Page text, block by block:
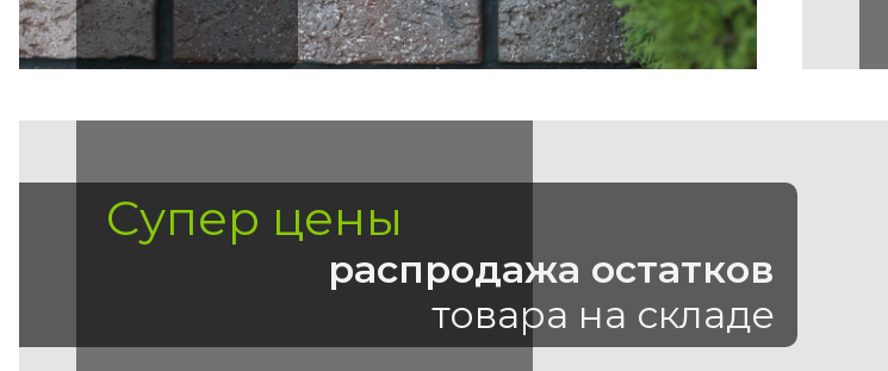
Супер цены
распродажа остатков
товара на складе